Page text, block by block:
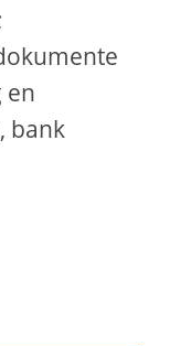
en
bank